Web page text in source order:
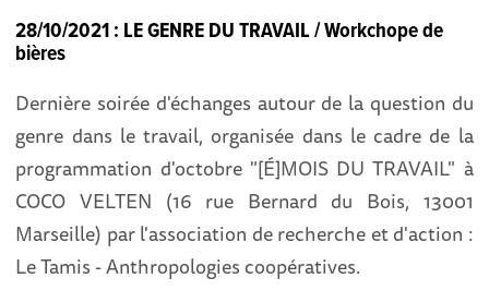
28/10/2021 : LE GENRE DU TRAVAIL / Workchope de
bières
Dernière soirée d'échanges autour de la question du
genre dans le travail, organisée dans le cadre de la
programmation d'octobre "[É]MOIS DU TRAVAIL" à
COCO VELTEN (16 rue Bernard du Bois, 13001
Marseille) par l'association de recherche et d'action :
Le Tamis - Anthropologies coopératives.